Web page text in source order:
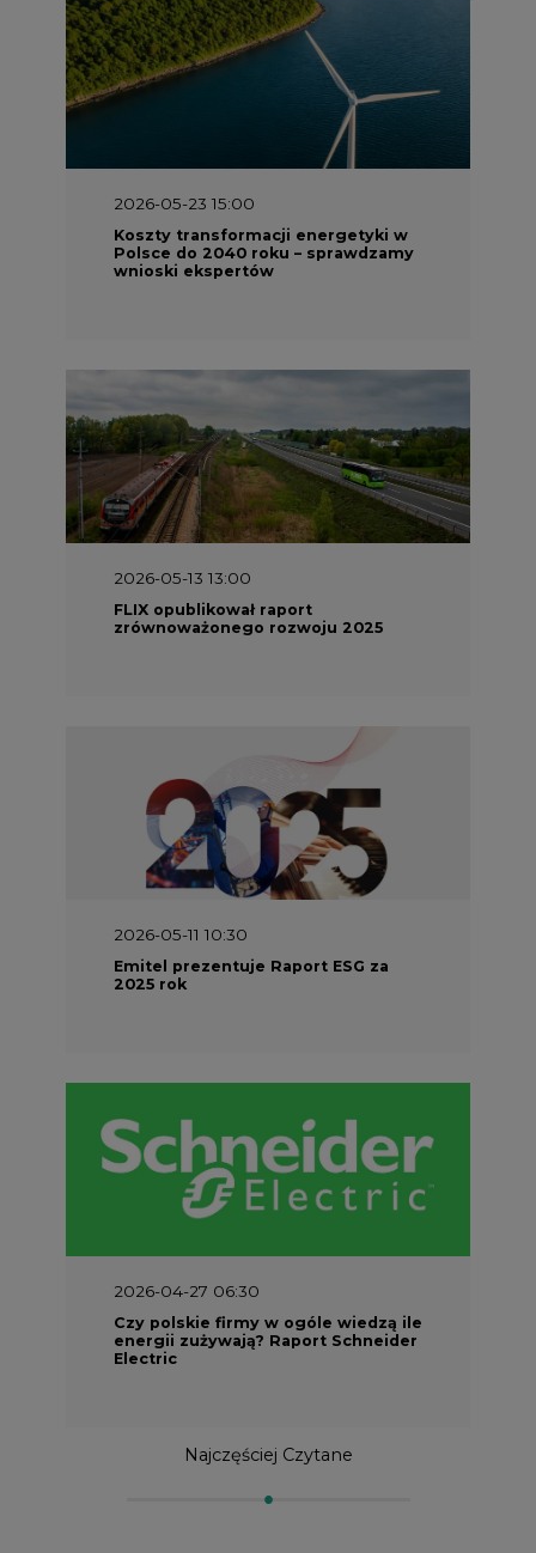
2026-05-23 15:00
Koszty transformacji energetyki w
Polsce do 2040 roku – sprawdzamy
wnioski ekspertów
2026-05-13 13:00
FLIX opublikował raport
zrównoważonego rozwoju 2025
2026-05-11 10:30
Emitel prezentuje Raport ESG za
2025 rok
2026-04-27 06:30
Czy polskie firmy w ogóle wiedzą ile
energii zużywają? Raport Schneider
Electric
Najczęściej Czytane